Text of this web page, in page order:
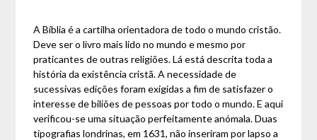
A Bíblia é a cartilha orientadora de todo o mundo cristão.
Deve ser o livro mais lido no mundo e mesmo por
praticantes de outras religiões. Lá está descrita toda a
história da existência cristã. A necessidade de
sucessivas edições foram exigidas a fim de satisfazer o
interesse de biliões de pessoas por todo o mundo. E aqui
verificou-se uma situação perfeitamente anómala. Duas
tipografias londrinas, em 1631, não inseriram por lapso a